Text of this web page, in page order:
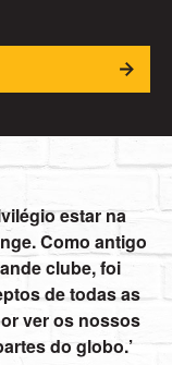
estar na
Como antigo
clube, foi
de todas as
ver os nossos
do globo.